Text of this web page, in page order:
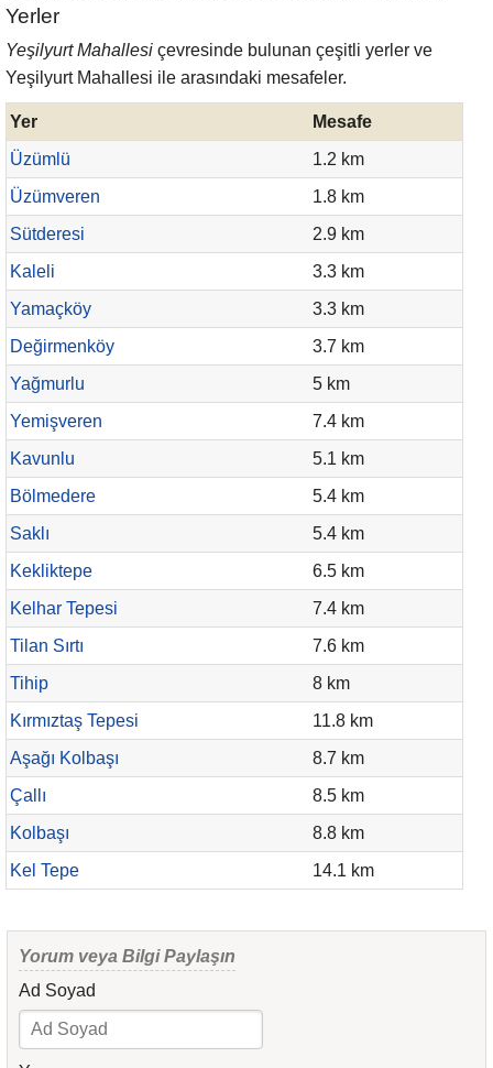
Yerler
Yeşilyurt Mahallesi çevresinde bulunan çeşitli yerler ve
Yeşilyurt Mahallesi ile arasındaki mesafeler.
Yer
Mesafe
Üzümlü
1.2 km
Üzümveren
1.8 km
Sütderesi
2.9 km
Kaleli
3.3 km
Yamaçköy
3.3 km
Değirmenköy
3.7 km
Yağmurlu
5 km
Yemişveren
7.4 km
Kavunlu
5.1 km
Bölmedere
5.4 km
Saklı
5.4 km
Kekliktepe
6.5 km
Kelhar Tepesi
7.4 km
Tilan Sırtı
7.6 km
Tihip
8 km
Kırmıztaş Tepesi
11.8 km
Aşağı Kolbaşı
8.7 km
Çallı
8.5 km
Kolbaşı
8.8 km
Kel Tepe
14.1 km
Yorum veya Bilgi Paylaşın
Ad Soyad